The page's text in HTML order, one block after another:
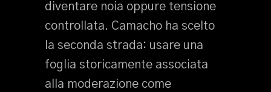
diventare noia oppure tensione
controllata. Camacho ha scelto
la seconda strada: usare una
foglia storicamente associata
alla moderazione come